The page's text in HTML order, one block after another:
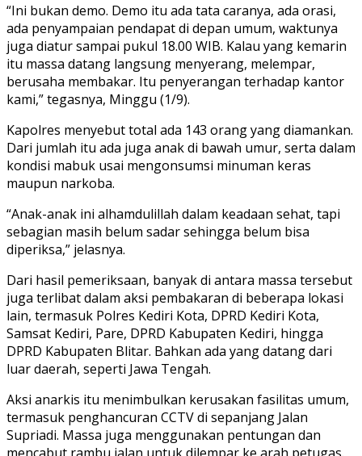
“Ini bukan demo. Demo itu ada tata caranya, ada orasi,
ada penyampaian pendapat di depan umum, waktunya
juga diatur sampai pukul 18.00 WIB. Kalau yang kemarin
itu massa datang langsung menyerang, melempar,
berusaha membakar. Itu penyerangan terhadap kantor
kami,” tegasnya, Minggu (1/9).
Kapolres menyebut total ada 143 orang yang diamankan.
Dari jumlah itu ada juga anak di bawah umur, serta dalam
kondisi mabuk usai mengonsumsi minuman keras
maupun narkoba.
“Anak-anak ini alhamdulillah dalam keadaan sehat, tapi
sebagian masih belum sadar sehingga belum bisa
diperiksa,” jelasnya.
Dari hasil pemeriksaan, banyak di antara massa tersebut
juga terlibat dalam aksi pembakaran di beberapa lokasi
lain, termasuk Polres Kediri Kota, DPRD Kediri Kota,
Samsat Kediri, Pare, DPRD Kabupaten Kediri, hingga
DPRD Kabupaten Blitar. Bahkan ada yang datang dari
luar daerah, seperti Jawa Tengah.
Aksi anarkis itu menimbulkan kerusakan fasilitas umum,
termasuk penghancuran CCTV di sepanjang Jalan
Supriadi. Massa juga menggunakan pentungan dan